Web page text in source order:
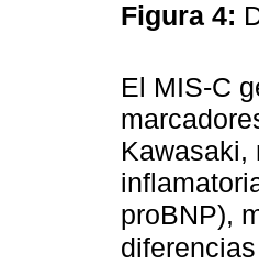
Figura 4:
El MIS-C
Kawasaki,
proBNP),